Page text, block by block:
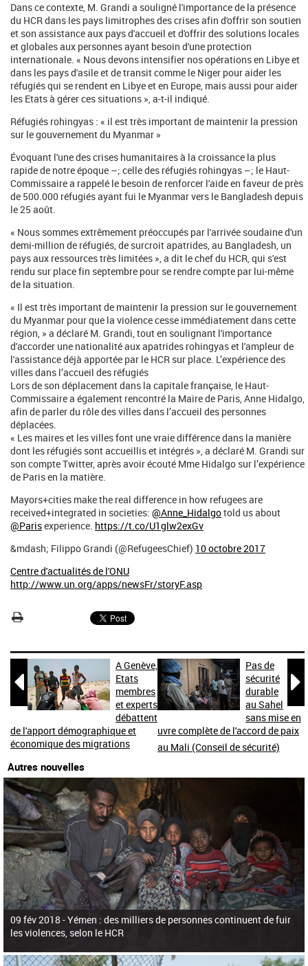
Dans ce contexte, M. Grandi a souligné l'importance de la présence
du HCR dans les pays limitrophes des crises afin d'offrir son soutien
et son assistance aux pays d'accueil et d'offrir des solutions locales
et globales aux personnes ayant besoin d'une protection
internationale. « Nous devons intensifier nos opérations en Libye et
dans les pays d'asile et de transit comme le Niger pour aider les
réfugiés qui se rendent en Libye et en Europe, mais aussi pour aider
les Etats à gérer ces situations », a-t-il indiqué.
Réfugiés rohingyas : « il est très important de maintenir la pression
sur le gouvernement du Myanmar »
Évoquant l'une des crises humanitaires à la croissance la plus
rapide de notre époque –; celle des réfugiés rohingyas –; le Haut-
Commissaire a rappelé le besoin de renforcer l'aide en faveur de près
de 500.000 réfugiés ayant fui le Myanmar vers le Bangladesh depuis
le 25 août.
« Nous sommes extrêmement préoccupés par l'arrivée soudaine d'un
demi-million de réfugiés, de surcroit apatrides, au Bangladesh, un
pays aux ressources très limitées », a dit le chef du HCR, qui s'est
rendu sur place fin septembre pour se rendre compte par lui-même
de la situation.
« Il est très important de maintenir la pression sur le gouvernement
du Myanmar pour que la violence cesse immédiatement dans cette
région, » a déclaré M. Grandi, tout en soulignant l'importance
d'accorder une nationalité aux apatrides rohingyas et l'ampleur de
l'assistance déjà apportée par le HCR sur place. L’expérience des
villes dans l’accueil des réfugiés
Lors de son déplacement dans la capitale française, le Haut-
Commissaire a également rencontré la Maire de Paris, Anne Hidalgo,
afin de parler du rôle des villes dans l’accueil des personnes
déplacées.
« Les maires et les villes font une vraie différence dans la manière
dont les réfugiés sont accueillis et intégrés », a déclaré M. Grandi sur
son compte Twitter, après avoir écouté Mme Hidalgo sur l’expérience
de Paris en la matière.
Mayors+cities make the real difference in how refugees are
received+integrated in societies: @Anne_Hidalgotold us about
@Parisexperience. https://t.co/U1glw2exGv
&mdash; Filippo Grandi (@RefugeesChief) 10 octobre 2017
Centre d'actualités de l'ONU
http://www.un.org/apps/newsFr/storyF.asp

A Genève,
Etats
membres
et experts
débattent
de l'apport démographique et
économique des migrations

Pas de
sécurité
durable
au Sahel
sans mise en
uvre complète de l'accord de paix
au Mali (Conseil de sécurité)
Autres nouvelles
09 fév 2018 -Yémen : des milliers de personnes continuent de fuir
les violences, selon le HCR